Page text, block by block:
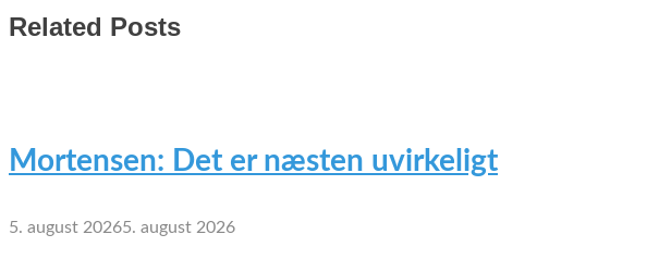
Related Posts
Mortensen: Det er næsten uvirkeligt
5. august 20265. august 2026